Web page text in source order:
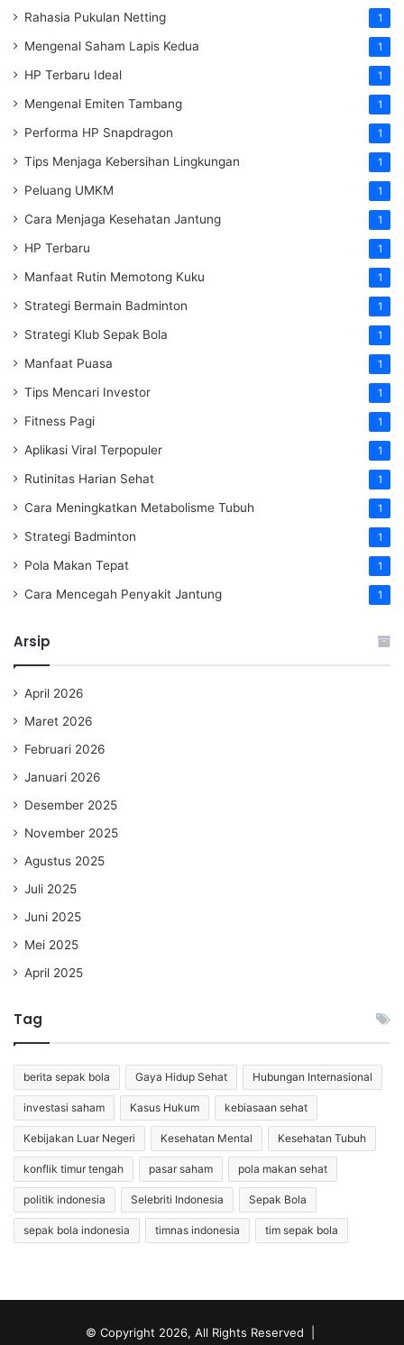
Rahasia Pukulan Netting 1
Mengenal Saham Lapis Kedua 1
HP Terbaru Ideal 1
Mengenal Emiten Tambang 1
Performa HP Snapdragon 1
Tips Menjaga Kebersihan Lingkungan 1
Peluang UMKM 1
Cara Menjaga Kesehatan Jantung 1
HP Terbaru 1
Manfaat Rutin Memotong Kuku 1
Strategi Bermain Badminton 1
Strategi Klub Sepak Bola 1
Manfaat Puasa 1
Tips Mencari Investor 1
Fitness Pagi 1
Aplikasi Viral Terpopuler 1
Rutinitas Harian Sehat 1
Cara Meningkatkan Metabolisme Tubuh 1
Strategi Badminton 1
Pola Makan Tepat 1
Cara Mencegah Penyakit Jantung 1
Arsip
April 2026
Maret 2026
Februari 2026
Januari 2026
Desember 2025
November 2025
Agustus 2025
Juli 2025
Juni 2025
Mei 2025
April 2025
Tag
berita sepak bola Gaya Hidup Sehat Hubungan Internasional
investasi saham Kasus Hukum kebiasaan sehat
Kebijakan Luar Negeri Kesehatan Mental Kesehatan Tubuh
konflik timur tengah pasar saham pola makan sehat
politik indonesia Selebriti Indonesia Sepak Bola
sepak bola indonesia timnas indonesia tim sepak bola
© Copyright 2026, All Rights Reserved |